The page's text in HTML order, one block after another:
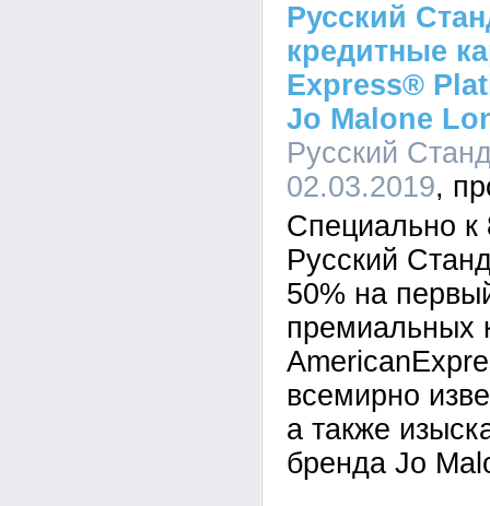
Русский
кредитные
Express®
Jo Malone
Русский
02.03.2019
Специально к
Русский
50% на
премиальных
всемирно
а также
бренда Jo